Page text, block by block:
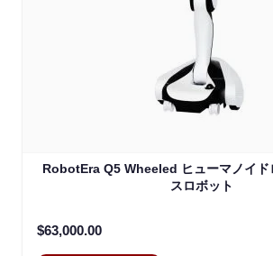
RobotEra Q5 Wheeled ヒューマノイド
スロボット
$63,000.00